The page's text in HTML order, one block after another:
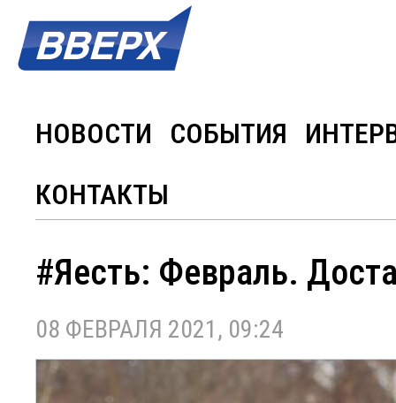
НОВОСТИ СОБЫТИЯ
КОНТАКТЫ
#Яесть: Февраль.
08 ФЕВРАЛЯ 2021, 09:24